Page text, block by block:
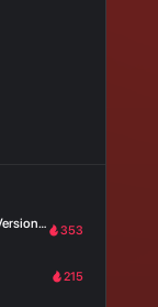
With the Sunrise（Miracle Version） 353
215